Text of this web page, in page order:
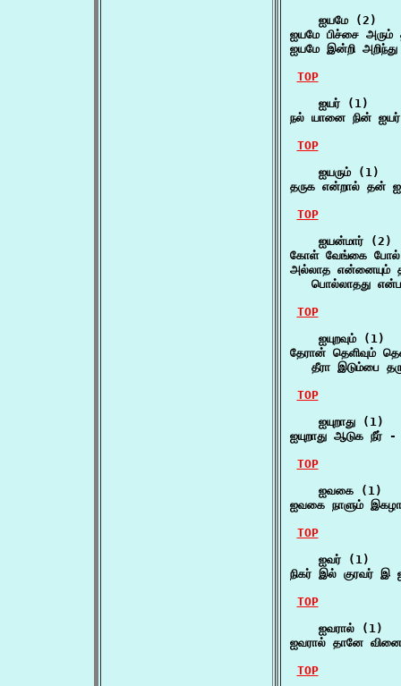
    ஐயமே (2)
ஐயமே பிச்சை
ஐயமே இன்றி
TOP
    ஐயர் (1)
நல் யானை நின்
TOP
    ஐயரும் (1)
தருக என்றால் தன்
TOP
    ஐயன்மார் (2)
கோள் வேங்கை போல்
அல்லாத என்னையும்
பொல்லாதது
TOP
    ஐயுறவும் (1)
தேரான் தெளிவும்
தீரா இடும்பை
TOP
    ஐயுறாது (1)
ஐயுறாது ஆடுக நீர்
TOP
    ஐவகை (1)
ஐவகை நாளும்
TOP
    ஐவர் (1)
நிகர் இல் குரவர்
TOP
    ஐவரால் (1)
ஐவரால் தானே
TOP